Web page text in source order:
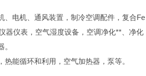
、电机、通风装置，制冷空调配件，复合Fe
器仪表，空气湿度设备，空调净化**、净化
能循环和利用，空气加热器，泵等。